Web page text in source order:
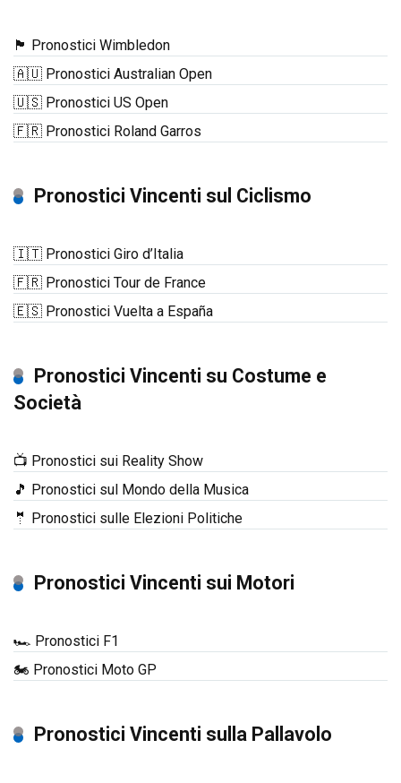
🏴󠁧󠁢󠁥󠁮󠁧󠁿 Pronostici Wimbledon
🇦🇺 Pronostici Australian Open
🇺🇸 Pronostici US Open
🇫🇷 Pronostici Roland Garros
Pronostici Vincenti sul Ciclismo
🇮🇹 Pronostici Giro d’Italia
🇫🇷 Pronostici Tour de France
🇪🇸 Pronostici Vuelta a España
Pronostici Vincenti su Costume e
Società
📺 Pronostici sui Reality Show
🎵 Pronostici sul Mondo della Musica
🤵 Pronostici sulle Elezioni Politiche
Pronostici Vincenti sui Motori
🏎️ Pronostici F1
🏍️ Pronostici Moto GP
Pronostici Vincenti sulla Pallavolo